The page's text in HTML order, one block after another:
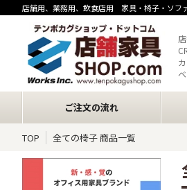
店舗用、業務用、飲食店用 家具・椅子・ソフ
ご注文の流れ
TOP 全ての椅子 商品一覧